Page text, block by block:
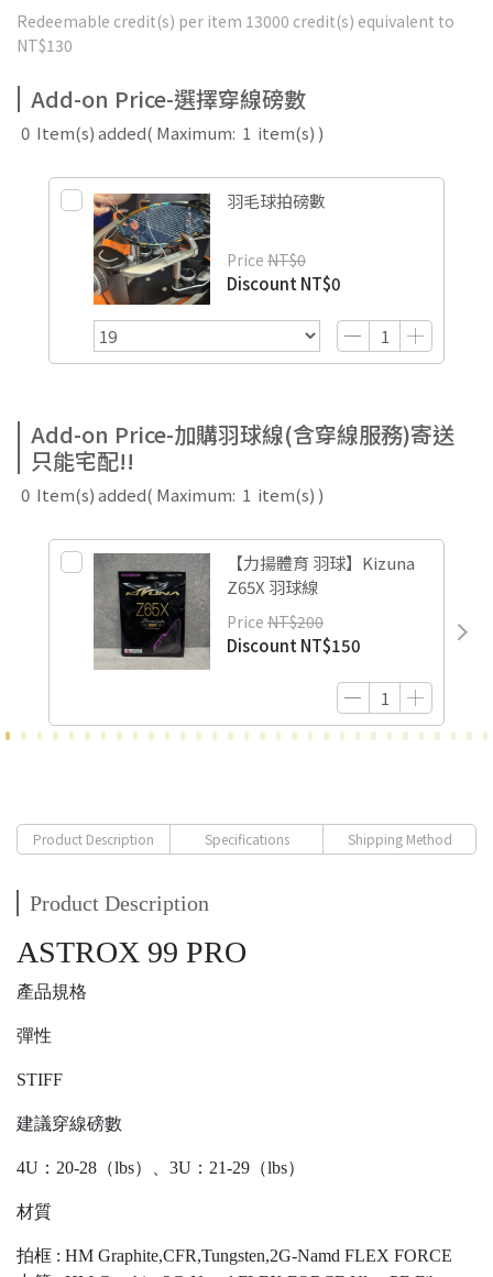
Redeemable credit(s) per item 13000 credit(s) equivalent to
NT$130
Add-on Price-選擇穿線磅數
0 Item(s) added( Maximum: 1 item(s) )
羽毛球拍磅數
Price NT$0
Discount NT$0
Add-on Price-加購羽球線(含穿線服務)寄送
只能宅配!!
0 Item(s) added( Maximum: 1 item(s) )
【力揚體育 羽球】Kizuna
Z65X 羽球線
Price NT$200
Discount NT$150
Product Description Specifications Shipping Method
Product Description
ASTROX 99 PRO
產品規格
彈性
STIFF
建議穿線磅數
4U：20-28（lbs）、3U：21-29（lbs）
材質
拍框 : HM Graphite,CFR,Tungsten,2G-Namd FLEX FORCE